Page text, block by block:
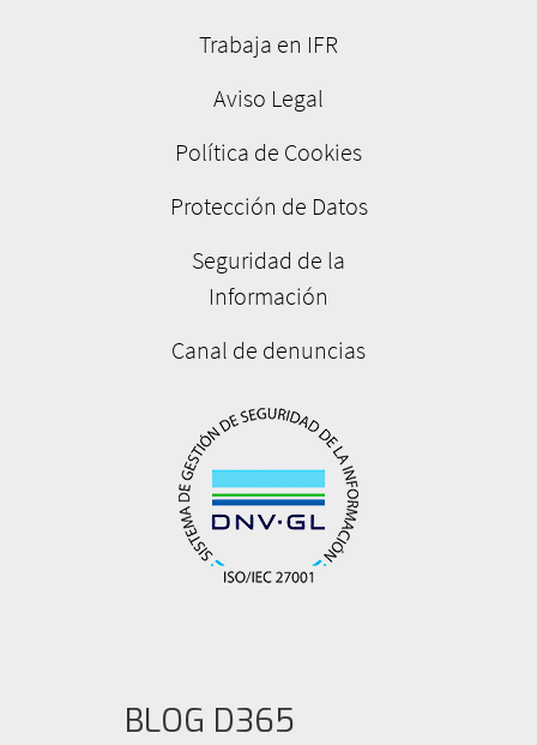
Trabaja en IFR
Aviso Legal
Política de Cookies
Protección de Datos
Seguridad de la
Información
Canal de denuncias
BLOG D365